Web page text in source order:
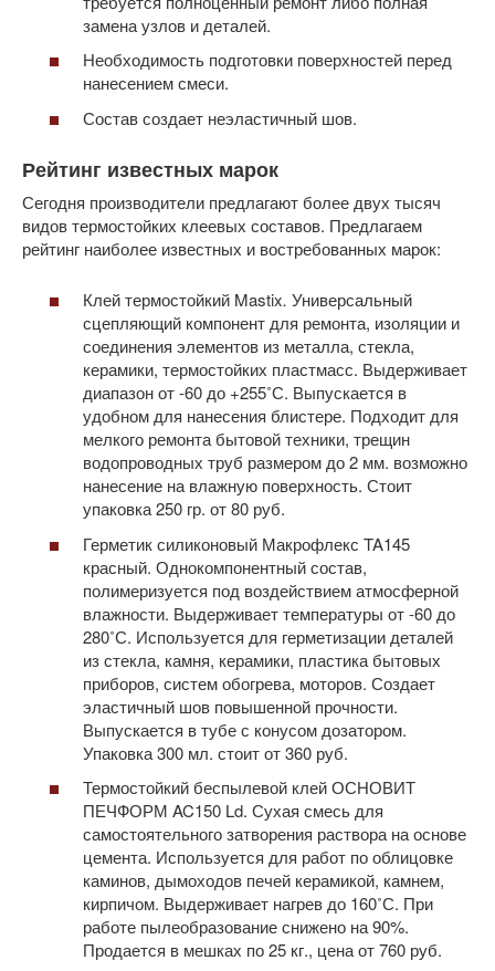
замена узлов и деталей.
Необходимость подготовки поверхностей перед
нанесением смеси.
Состав создает неэластичный шов.
Рейтинг известных марок
Сегодня производители предлагают более двух тысяч
видов термостойких клеевых составов. Предлагаем
рейтинг наиболее известных и востребованных марок:
Клей термостойкий Mastix. Универсальный
сцепляющий компонент для ремонта, изоляции и
соединения элементов из металла, стекла,
керамики, термостойких пластмасс. Выдерживает
диапазон от -60 до +255˚С. Выпускается в
удобном для нанесения блистере. Подходит для
мелкого ремонта бытовой техники, трещин
водопроводных труб размером до 2 мм. возможно
нанесение на влажную поверхность. Стоит
упаковка 250 гр. от 80 руб.
Герметик силиконовый Макрофлекс TA145
красный. Однокомпонентный состав,
полимеризуется под воздействием атмосферной
влажности. Выдерживает температуры от -60 до
280˚С. Используется для герметизации деталей
из стекла, камня, керамики, пластика бытовых
приборов, систем обогрева, моторов. Создает
эластичный шов повышенной прочности.
Выпускается в тубе с конусом дозатором.
Упаковка 300 мл. стоит от 360 руб.
Термостойкий беспылевой клей ОСНОВИТ
ПЕЧФОРМ AC150 Ld. Сухая смесь для
самостоятельного затворения раствора на основе
цемента. Используется для работ по облицовке
каминов, дымоходов печей керамикой, камнем,
кирпичом. Выдерживает нагрев до 160˚С. При
работе пылеобразование снижено на 90%.
Продается в мешках по 25 кг., цена от 760 руб.